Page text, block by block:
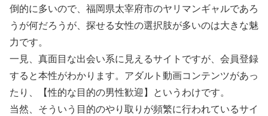
倒的に多いので、福岡県太宰府市のヤリマンギャルであろ
うが何だろうが、探せる女性の選択肢が多いのは大きな魅
力です。
一見、真面目な出会い系に見えるサイトですが、会員登録
すると本性がわかります。アダルト動画コンテンツがあっ
たり、【性的な目的の男性歓迎】というわけです。
当然、そういう目的のやり取りが頻繁に行われているサイ